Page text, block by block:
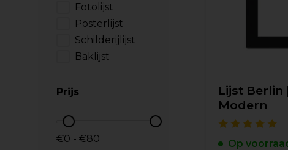
Fotolijst
Posterlijst
Schilderijlijst
Baklijst
Prijs
€0 - €80
Lijst Berlin
Modern
Op